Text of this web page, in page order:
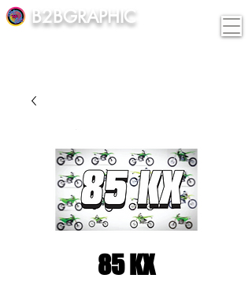
B2BGRAPHIC
85 KX